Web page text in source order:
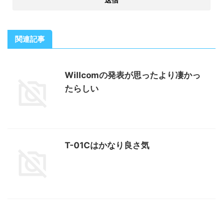
関連記事
Willcomの発表が思ったより凄かっ
たらしい
T-01Cはかなり良さ気